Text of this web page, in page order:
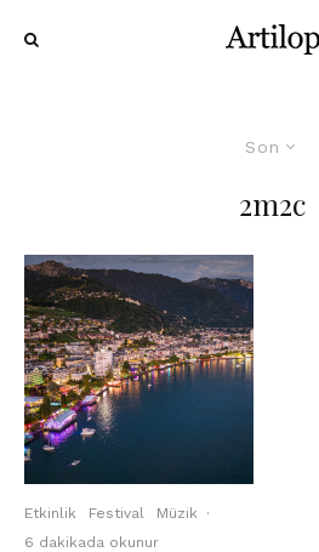
Son
2m2c
Etkinlik Festival Müzik
·
6 dakikada okunur